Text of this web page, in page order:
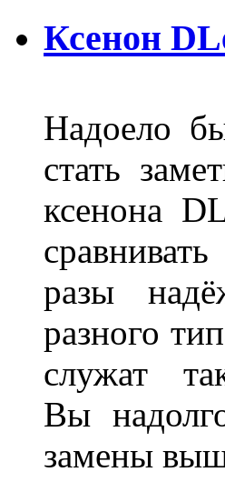
Ксенон
Надоело
стать
ксенона
разы
разного
служат
Вы
замены